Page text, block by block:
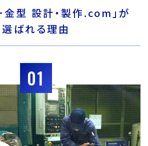
金型 設計・製作.com」が
選ばれる理由
01